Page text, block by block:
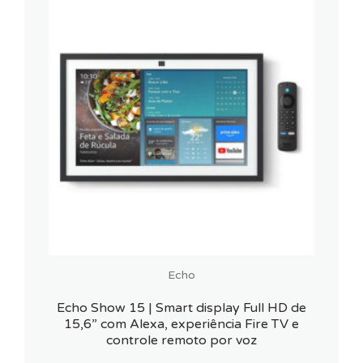
Echo
Echo Show 15 | Smart display Full HD de
15,6” com Alexa, experiência Fire TV e
controle remoto por voz